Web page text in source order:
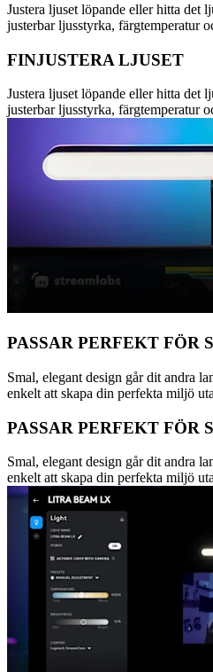
Justera ljuset löpande eller hitta det
justerbar ljusstyrka, färgtemperatur
FINJUSTERA LJUSET
Justera ljuset löpande eller hitta det
justerbar ljusstyrka, färgtemperatur
PASSAR PERFEKT FÖR
Smal, elegant design går dit andra
enkelt att skapa din perfekta miljö
PASSAR PERFEKT FÖR
Smal, elegant design går dit andra
enkelt att skapa din perfekta miljö